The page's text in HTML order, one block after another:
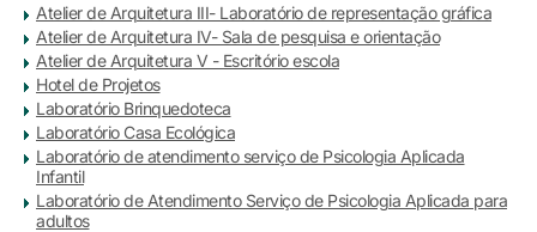
Inovação
Sobre a ULBRA
Atelier de Arquitetura III- Laboratório de representação gráfica
Atelier de Arquitetura IV- Sala de pesquisa e orientação
Atelier de Arquitetura V - Escritório escola
Hotel de Projetos
Laboratório Brinquedoteca
Laboratório Casa Ecológica
Laboratório de atendimento serviço de Psicologia Aplicada
Infantil
Laboratório de Atendimento Serviço de Psicologia Aplicada para
adultos